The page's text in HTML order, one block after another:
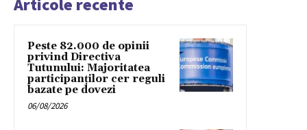
Articole recente
Peste 82.000 de opinii
privind Directiva
Tutunului: Majoritatea
participanților cer reguli
bazate pe dovezi
06/08/2026